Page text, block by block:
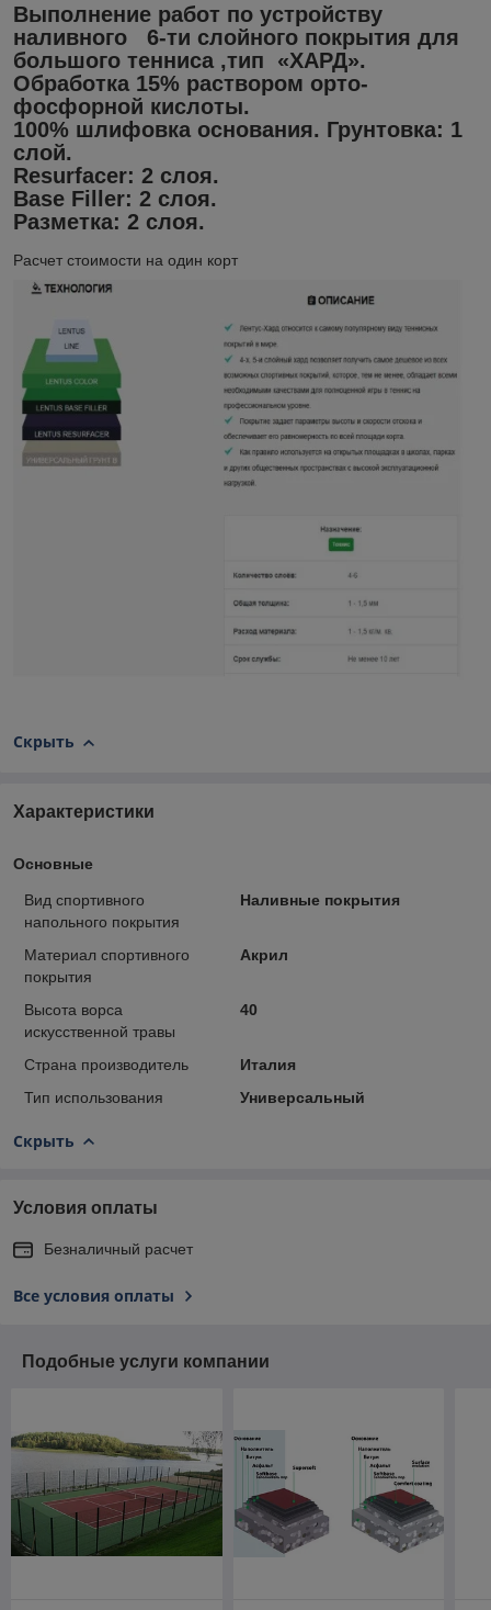
Выполнение работ по устройству
наливного 6-ти слойного покрытия для
большого тенниса ,тип «ХАРД».
Обработка 15% раствором орто-
фосфорной кислоты.
100% шлифовка основания. Грунтовка: 1
слой.
Resurfacer: 2 слоя.
Base Filler: 2 слоя.
Разметка: 2 слоя.
Расчет стоимости на один корт
Скрыть
Характеристики
Основные
Вид спортивного
напольного покрытия
Наливные покрытия
Материал спортивного
покрытия
Акрил
Высота ворса
искусственной травы
40
Страна производитель
Италия
Тип использования
Универсальный
Скрыть
Условия оплаты
Безналичный расчет
Все условия оплаты
Подобные услуги компании